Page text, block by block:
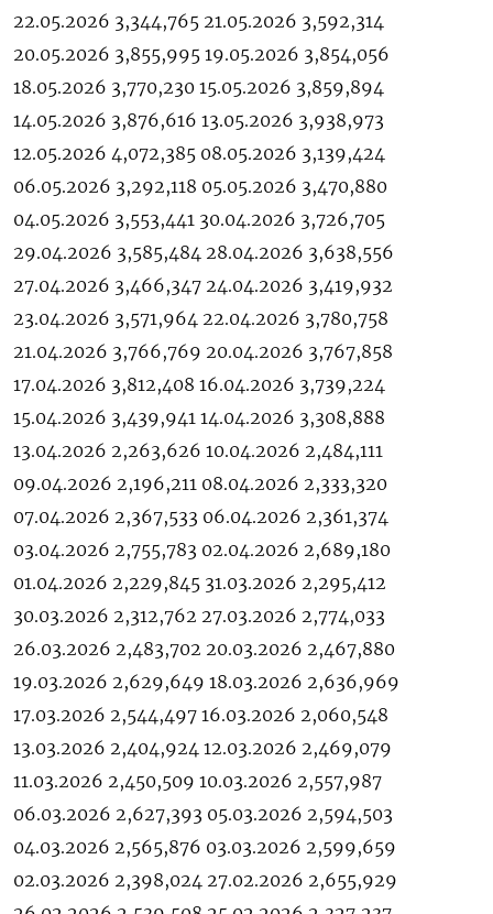
22.05.2026 3,344,765 21.05.2026 3,592,314
20.05.2026 3,855,995 19.05.2026 3,854,056
18.05.2026 3,770,230 15.05.2026 3,859,894
14.05.2026 3,876,616 13.05.2026 3,938,973
12.05.2026 4,072,385 08.05.2026 3,139,424
06.05.2026 3,292,118 05.05.2026 3,470,880
04.05.2026 3,553,441 30.04.2026 3,726,705
29.04.2026 3,585,484 28.04.2026 3,638,556
27.04.2026 3,466,347 24.04.2026 3,419,932
23.04.2026 3,571,964 22.04.2026 3,780,758
21.04.2026 3,766,769 20.04.2026 3,767,858
17.04.2026 3,812,408 16.04.2026 3,739,224
15.04.2026 3,439,941 14.04.2026 3,308,888
13.04.2026 2,263,626 10.04.2026 2,484,111
09.04.2026 2,196,211 08.04.2026 2,333,320
07.04.2026 2,367,533 06.04.2026 2,361,374
03.04.2026 2,755,783 02.04.2026 2,689,180
01.04.2026 2,229,845 31.03.2026 2,295,412
30.03.2026 2,312,762 27.03.2026 2,774,033
26.03.2026 2,483,702 20.03.2026 2,467,880
19.03.2026 2,629,649 18.03.2026 2,636,969
17.03.2026 2,544,497 16.03.2026 2,060,548
13.03.2026 2,404,924 12.03.2026 2,469,079
11.03.2026 2,450,509 10.03.2026 2,557,987
06.03.2026 2,627,393 05.03.2026 2,594,503
04.03.2026 2,565,876 03.03.2026 2,599,659
02.03.2026 2,398,024 27.02.2026 2,655,929